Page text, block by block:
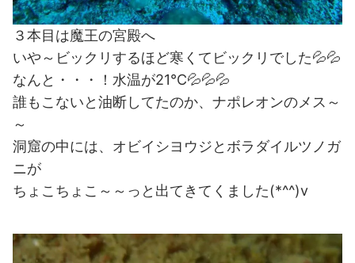
３本目は魔王の宮殿へ
いや～ビックリするほど寒くてビックリでした💦💦
なんと・・・！水温が21℃💦💦💦
誰もこないと油断してたのか、ナポレオンのメス～
～
洞窟の中には、オビイシヨウジとボラダイルツノガ
ニが
ちょこちょこ～～っと出てきてくました(*^^)v